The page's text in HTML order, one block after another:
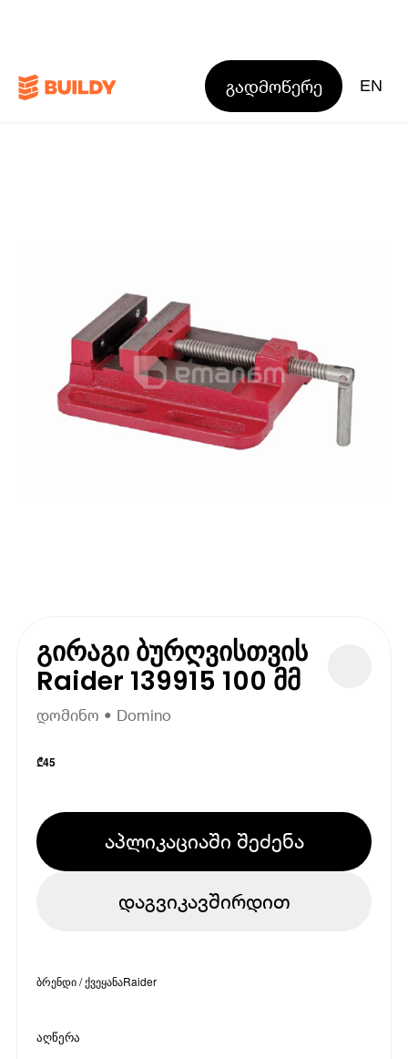
გადმოწერე EN
გირაგი ბურღვისთვის
Raider 139915 100 მმ
დომინო • Domino
₾45
აპლიკაციაში შეძენა
დაგვიკავშირდით
ბრენდი / ქვეყანაRaider
აღწერა